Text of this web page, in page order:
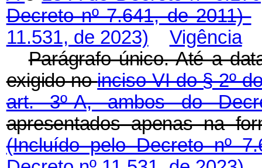
Decreto nº 7.641, de 2011)
11.531, de 2023)
Vigência
Parágrafo único. Até a
exigido noinciso VI do § 2º
art. 3º-A, ambos do
apresentados apenas na
(Incluído pelo Decreto nº